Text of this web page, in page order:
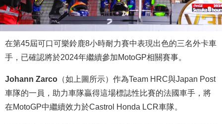
在第45屆可口可樂鈴鹿8小時耐力賽中表現出色的三名外卡車
手，已確認將於2024年繼續參加MotoGP相關賽事。
Johann Zarco （如上圖所示）作為Team HRC與Japan Post
車隊的一員，助力車隊贏得這場標誌性比賽的法國車手，將
在MotoGP中繼續效力於Castrol Honda LCR車隊。